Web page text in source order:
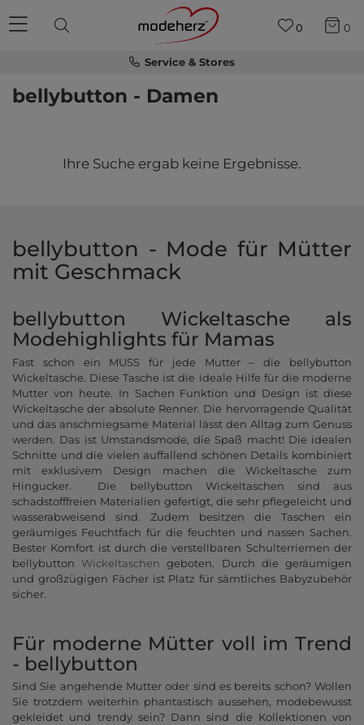
Service & Stores
0 0
bellybutton - Damen
Ihre Suche ergab keine Ergebnisse.
bellybutton - Mode für Mütter
mit Geschmack
bellybutton Wickeltasche als
Modehighlights für Mamas
Fast schon ein MUSS für jede Mutter – die bellybutton
Wickeltasche. Diese Tasche ist die ideale Hilfe für die moderne
Mutter von heute. In Sachen Funktion und Design ist diese
Wickeltasche der absolute Renner. Die hervorragende Qualität
und das anschmiegsame Material lässt den Alltag zum Genuss
werden. Das ist Umstandsmode, die Spaß macht! Die idealen
Schnitte und die vielen auffallend schönen Details kombiniert
mit exklusivem Design machen die Wickeltasche zum
Hingucker. Die bellybutton Wickeltaschen sind aus
schadstofffreien Materialien gefertigt, die sehr pflegeleicht und
wasserabweisend sind. Zudem besitzen die Taschen ein
geräumiges Feuchtfach für die feuchten und nassen Sachen.
Bester Komfort ist durch die verstellbaren Schulterriemen der
bellybutton Wickeltaschen geboten. Durch die geräumigen
und großzügigen Fächer ist Platz für sämtliches Babyzubehör
sicher.
Für moderne Mütter voll im Trend
- bellybutton
Sind Sie angehende Mutter oder sind es bereits schon? Wollen
Sie trotzdem weiterhin phantastisch aussehen, modebewusst
gekleidet und trendy sein? Dann sind die Kollektionen von